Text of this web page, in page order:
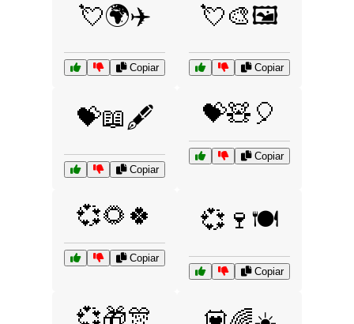
💘🌍✈️
Copiar
💘🎨🖼️
Copiar
💝📖🖋️
Copiar
💝🧸🎈
Copiar
💞🌻🍀
Copiar
💞🍷🍽️
Copiar
💞🎁🎊